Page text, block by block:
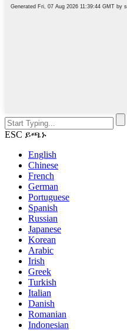
ESC ይጫኑ
English
Chinese
French
German
Portuguese
Spanish
Russian
Japanese
Korean
Arabic
Irish
Greek
Turkish
Italian
Danish
Romanian
Indonesian